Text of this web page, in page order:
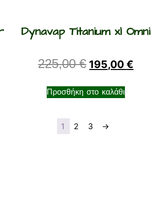
Dynavap Titanium xl Omni
225,00€ 195,00€
Προσθήκη στο καλάθι
1 2 3 →